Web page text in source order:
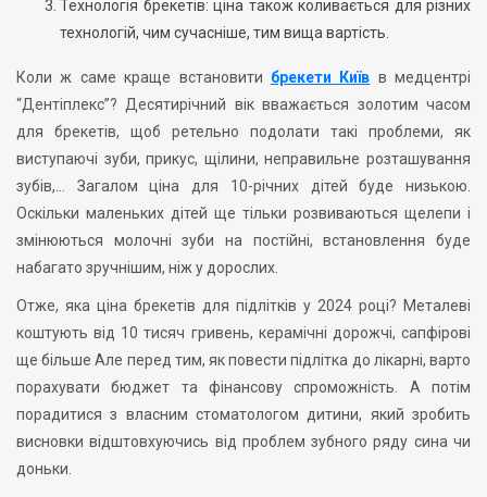
Технологія брекетів: ціна також коливається для різних
технологій, чим сучасніше, тим вища вартість.
Коли ж саме краще встановити брекети Київ в медцентрі
“Дентіплекс”? Десятирічний вік вважається золотим часом
для брекетів, щоб ретельно подолати такі проблеми, як
виступаючі зуби, прикус, щілини, неправильне розташування
зубів,… Загалом ціна для 10-річних дітей буде низькою.
Оскільки маленьких дітей ще тільки розвиваються щелепи і
змінюються молочні зуби на постійні, встановлення буде
набагато зручнішим, ніж у дорослих.
Отже, яка ціна брекетів для підлітків у 2024 році? Металеві
коштують від 10 тисяч гривень, керамічні дорожчі, сапфірові
ще більше Але перед тим, як повести підлітка до лікарні, варто
порахувати бюджет та фінансову спроможність. А потім
порадитися з власним стоматологом дитини, який зробить
висновки відштовхуючись від проблем зубного ряду сина чи
доньки.